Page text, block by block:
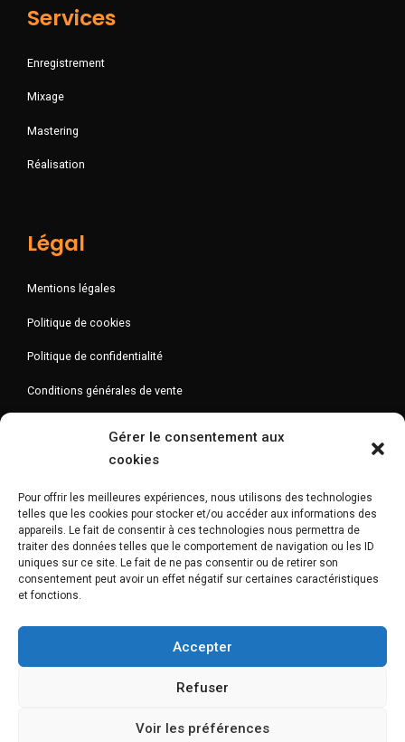
Gérer le consentement aux
cookies
Pour offrir les meilleures expériences, nous utilisons des technologies
telles que les cookies pour stocker et/ou accéder aux informations des
appareils. Le fait de consentir à ces technologies nous permettra de
traiter des données telles que le comportement de navigation ou les ID
uniques sur ce site. Le fait de ne pas consentir ou de retirer son
consentement peut avoir un effet négatif sur certaines caractéristiques
et fonctions.
Accepter
Refuser
Voir les préférences
Services
Enregistrement
Mixage
Mastering
Réalisation
Légal
Mentions légales
Politique de cookies
Politique de confidentialité
Conditions générales de vente
Newsletter